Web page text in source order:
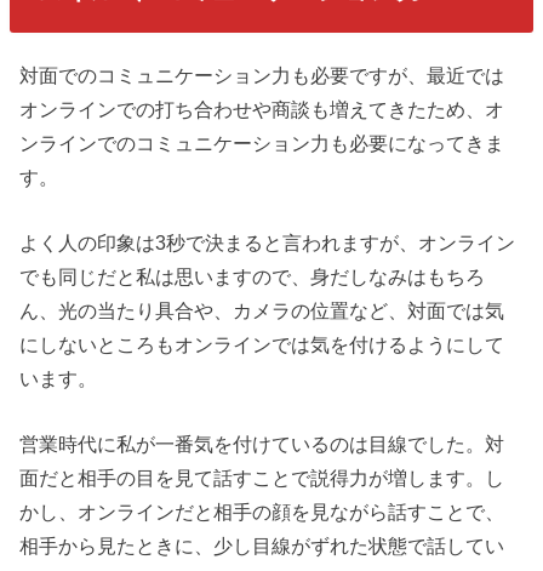
対面でのコミュニケーション力も必要ですが、最近では
オンラインでの打ち合わせや商談も増えてきたため、オ
ンラインでのコミュニケーション力も必要になってきま
す。
よく人の印象は3秒で決まると言われますが、オンライン
でも同じだと私は思いますので、身だしなみはもちろ
ん、光の当たり具合や、カメラの位置など、対面では気
にしないところもオンラインでは気を付けるようにして
います。
営業時代に私が一番気を付けているのは目線でした。対
面だと相手の目を見て話すことで説得力が増します。し
かし、オンラインだと相手の顔を見ながら話すことで、
相手から見たときに、少し目線がずれた状態で話してい